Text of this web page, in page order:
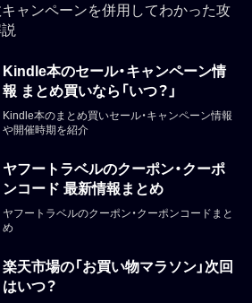
ャンペーンを併用してわかった攻
Kindle本のセール・キャンペーン情
報 まとめ買いなら「いつ？」
Kindle本のまとめ買いセール・キャンペーン情報
や開催時期を紹介
ヤフートラベルのクーポン・クーポ
ンコード 最新情報まとめ
ヤフートラベルのクーポン・クーポンコードまと
め
楽天市場の「お買い物マラソン」次回
はいつ？